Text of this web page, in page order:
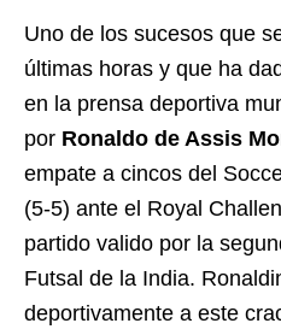
Uno de los sucesos que
últimas horas y que ha
en la prensa deportiva
por Ronaldo de Assis
empate a cincos del
(5-5) ante el Royal
partido valido por la
Futsal de la India.
deportivamente a este